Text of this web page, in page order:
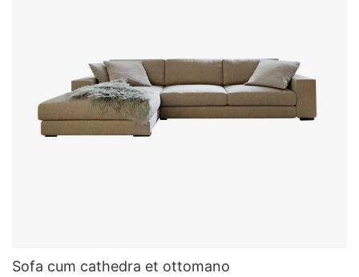
Sofa cum cathedra et ottomano